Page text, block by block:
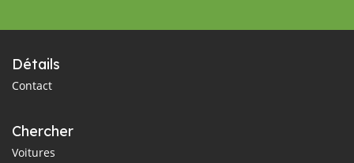
Détails
Contact
Chercher
Voitures